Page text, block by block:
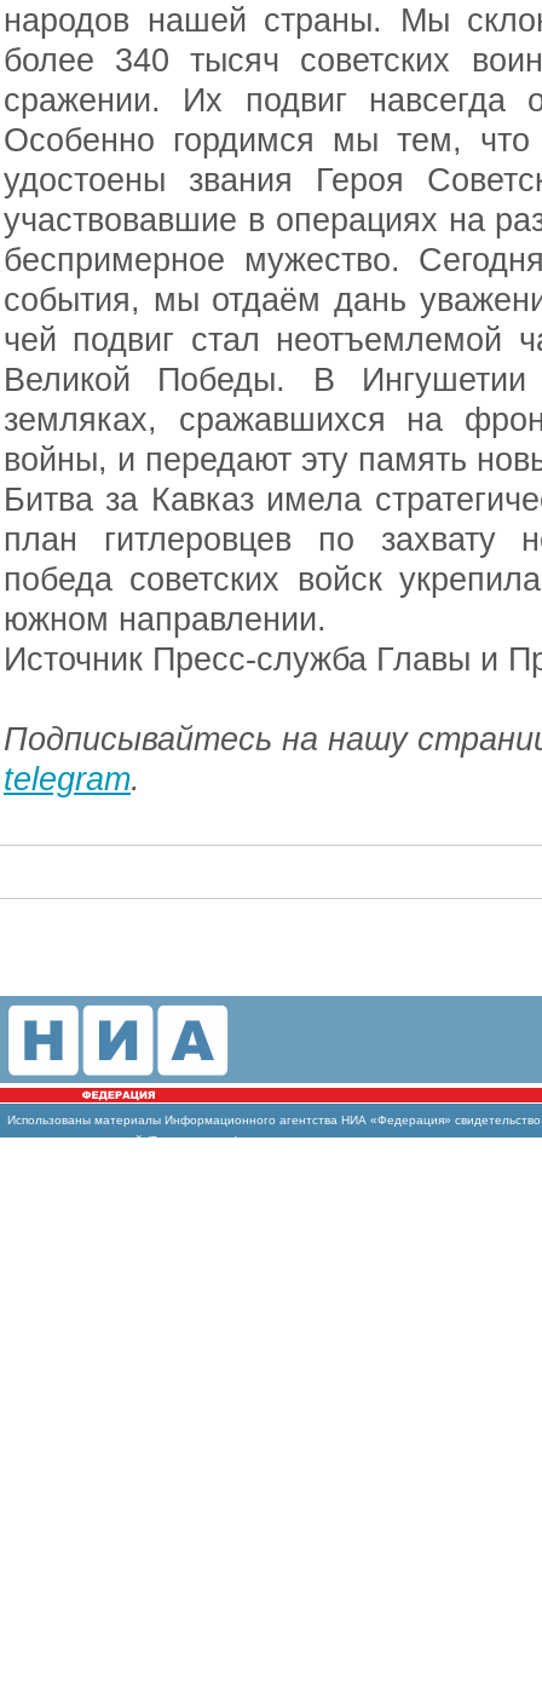
народов нашей страны. Мы
более 340 тысяч советских
сражении. Их подвиг навсегда
Особенно гордимся мы тем,
удостоены звания Героя
участвовавшие в операциях на
беспримерное мужество.
события, мы отдаём дань
чей подвиг стал неотъемлемой
Великой Победы. В
земляках, сражавшихся на
войны, и передают эту память
Битва за Кавказ имела
план гитлеровцев по захвату
победа советских войск
южном направлении.
Источник Пресс-служба Главы и
Подписывайтесь на нашу
telegram.
Использованы материалы Информационного агентства НИА «Федерация»
массовых коммуникаций (Роскомнадзор)